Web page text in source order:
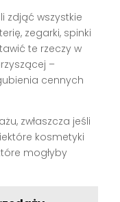
zdjąć wszystkie
zegarki, spinki
te rzeczy w
–
cennych
zwłaszcza jeśli
kosmetyki
mogłyby